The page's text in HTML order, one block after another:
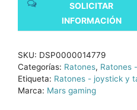
SOLICITAR
INFORMACIÓN
SKU: DSP0000014779
Categorías: Ratones, Ratones
Etiqueta: Ratones - joystick y
Marca: Mars gaming